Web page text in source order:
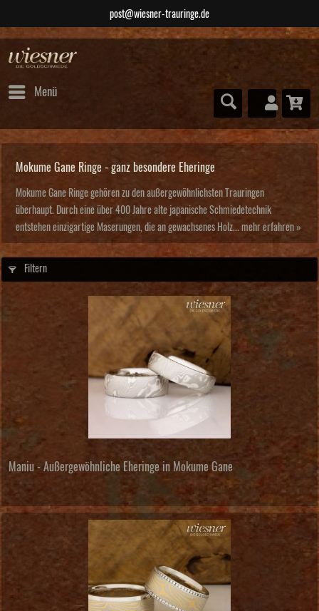
INDIVIDELL auf Sie zugeschnitten
Menü
Mokume Gane Ringe - ganz besondere Eheringe
Mokume Gane Ringe gehören zu den außergewöhnlichsten Trauringen
überhaupt. Durch eine über 400 Jahre alte japanische Schmiedetechnik
entstehen einzigartige Maserungen, die an gewachsenes Holz... mehr erfahren »
Filtern
Maniu - Außergewöhnliche Eheringe in Mokume Gane